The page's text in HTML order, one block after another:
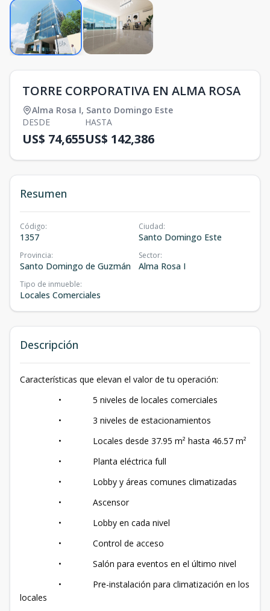
TORRE CORPORATIVA EN ALMA ROSA
Alma Rosa I, Santo Domingo Este
DESDE
US$ 74,655
HASTA
US$ 142,386
Resumen
Código:
1357
Ciudad:
Santo Domingo Este
Provincia:
Santo Domingo de Guzmán
Sector:
Alma Rosa I
Tipo de inmueble:
Locales Comerciales
Descripción
Características que elevan el valor de tu operación:
• 5 niveles de locales comerciales
• 3 niveles de estacionamientos
• Locales desde 37.95 m² hasta 46.57 m²
• Planta eléctrica full
• Lobby y áreas comunes climatizadas
• Ascensor
• Lobby en cada nivel
• Control de acceso
• Salón para eventos en el último nivel
• Pre-instalación para climatización en los
locales